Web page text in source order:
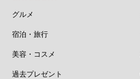
グルメ
宿泊・旅行
美容・コスメ
過去プレゼント